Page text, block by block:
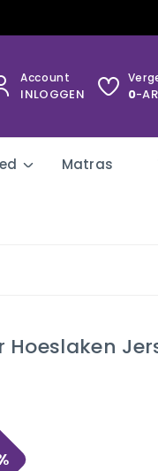
Account
INLOGGEN 0-
Matras